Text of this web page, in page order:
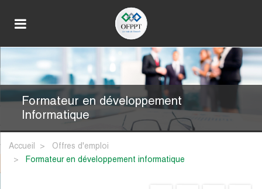
Formateur en développement
Informatique
Accueil
Offres d'emploi
formateur en développement informatique